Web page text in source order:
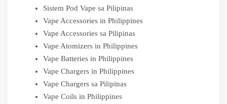
Sistem Pod Vape sa Pilipinas
Vape Accessories in Philippines
Vape Accessories sa Pilipinas
Vape Atomizers in Philippines
Vape Batteries in Philippines
Vape Chargers in Philippines
Vape Chargers sa Pilipinas
Vape Coils in Philippines